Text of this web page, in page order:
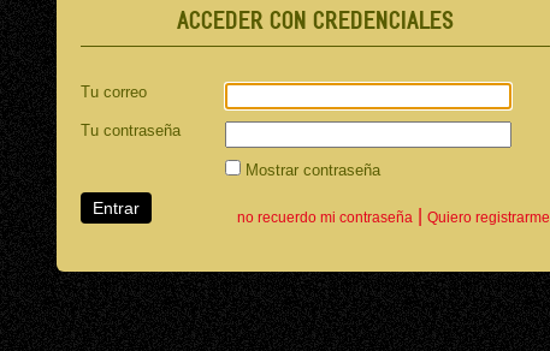
ACCEDER CON CREDENCIALES
Tu correo
Tu contraseña
Mostrar contraseña
no recuerdo mi contraseña Quiero registrarme